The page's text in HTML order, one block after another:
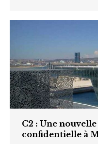
C2 : Une
confidentielle à